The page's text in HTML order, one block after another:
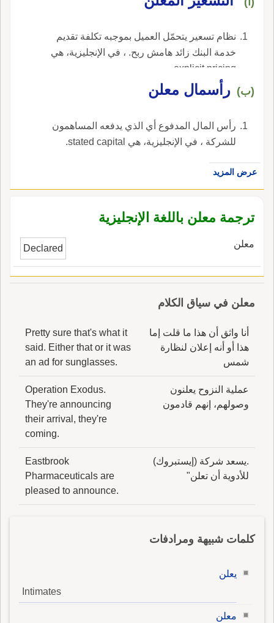
نظام تسعير يتحمّل العميل بموجبه تكلفة تقديم
خدمة البنك زائد هامش ربح. ، في الإنجليزية، هي
explicit pricing.
(ب) رأسمال معلن
رأس المال المدفوع أي الذي يدفعه المساهمون
للشركة ، في الإنجليزية، هي stated capital.
عرض المزيد
ترجمة معلن باللغة الإنجليزية
معلن Declared
معلن في سياق الكلام
أنا واثق أن هذا ما قلت إما
هذا أو أنه إعلان لنظارة
شمس
Pretty sure that's what it
said. Either that or it was
an ad for sunglasses.
عملية النزوح يعلنون
وصولهم، إنهم قادمون
Operation Exodus.
They're announcing
their arrival, they're
coming.
.يسعد شركة (إيستبروك)
للأدوية أن تعلن"
Eastbrook
Pharmaceuticals are
pleased to announce.
كلمات شبيهة ومرادفات
يعلن
Intimates
معلن